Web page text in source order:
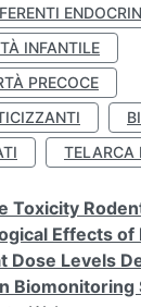
INFANTILE
PRECOCE
TELARCA
Toxicity
Effects of
Dose Levels
Biomonitoring